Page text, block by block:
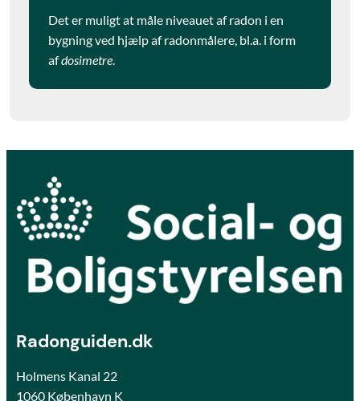
Det er muligt at måle niveauet af radon i en
bygning ved hjælp af radonmålere, bl.a. i form
afdosimetre
Radonguiden.dk
Holmens Kanal 22
1060 København K